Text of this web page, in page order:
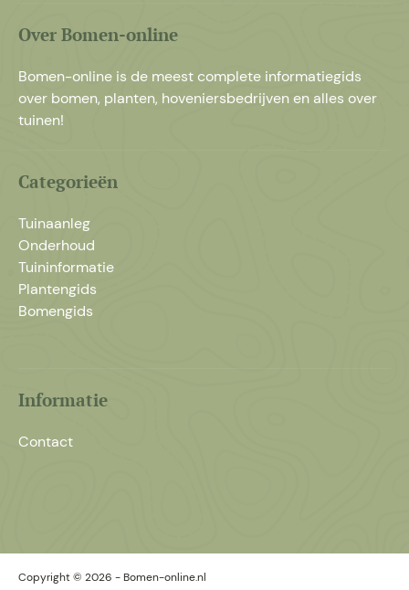
Over Bomen-online
Bomen-online is de meest complete informatiegids
over bomen, planten, hoveniersbedrijven en alles over
tuinen!
Categorieën
Tuinaanleg
Onderhoud
Tuininformatie
Plantengids
Bomengids
Informatie
Contact
Copyright © 2026 - Bomen-online.nl